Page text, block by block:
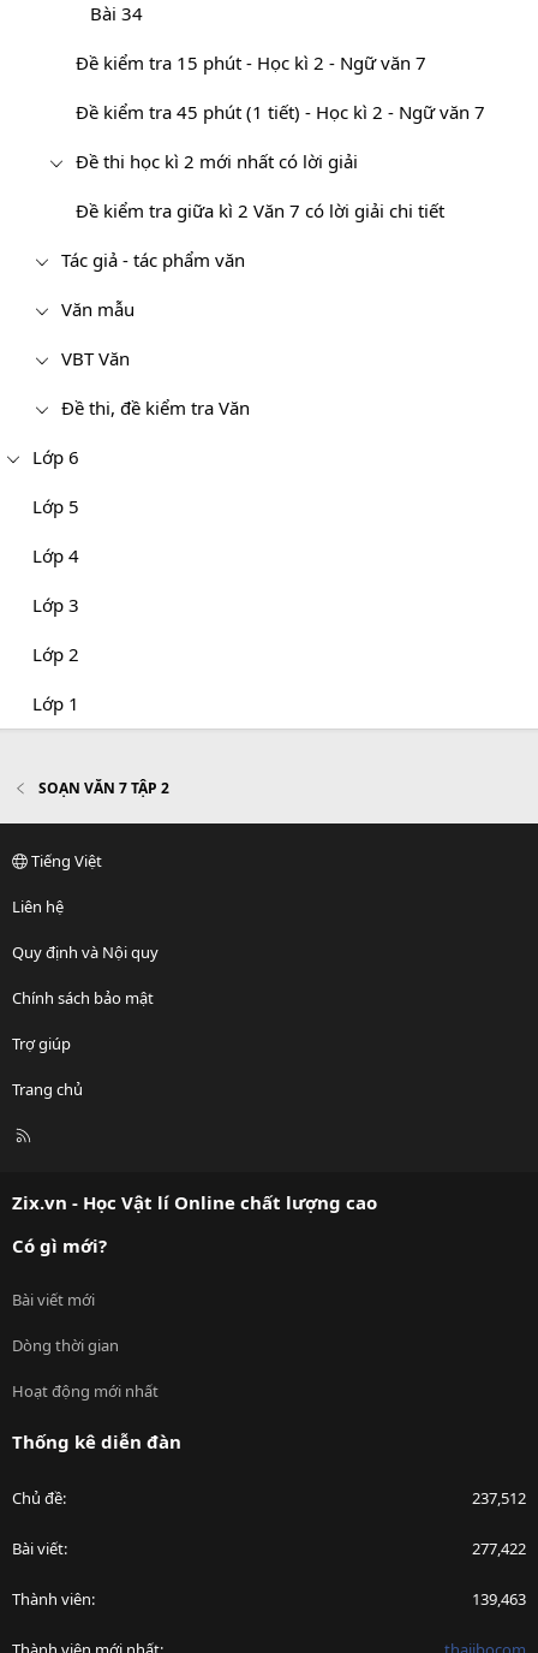
Bài 34
Đề kiểm tra 15 phút - Học kì 2 - Ngữ văn 7
Đề kiểm tra 45 phút (1 tiết) - Học kì 2 - Ngữ văn 7
Đề thi học kì 2 mới nhất có lời giải
Đề kiểm tra giữa kì 2 Văn 7 có lời giải chi tiết
Tác giả - tác phẩm văn
Văn mẫu
VBT Văn
Đề thi, đề kiểm tra Văn
Lớp 6
Lớp 5
Lớp 4
Lớp 3
Lớp 2
Lớp 1
SOẠN VĂN 7 TẬP 2
Tiếng Việt
Liên hệ
Quy định và Nội quy
Chính sách bảo mật
Trợ giúp
Trang chủ
R
Zix.vn - Học Vật lí Online chất lượng cao
Có gì mới?
Bài viết mới
Dòng thời gian
Hoạt động mới nhất
Thống kê diễn đàn
Chủ đề 237,512
Bài viết 277,422
Thành viên 139,463